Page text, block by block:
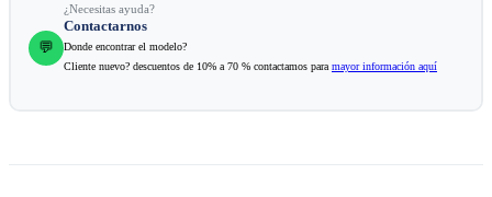
💬
¿Necesitas ayuda?
Contactarnos
Donde encontrar el modelo?
Cliente nuevo? descuentos de 10% a 70 % contactamos para mayor información aquí